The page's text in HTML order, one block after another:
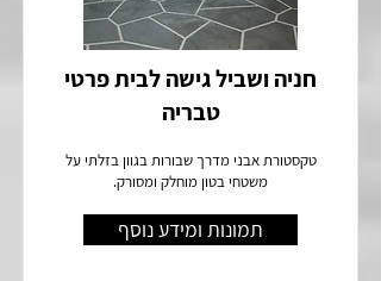
חניה ושביל גישה לבית פרטי
טבריה
טקסטורת אבני מדרך שבורות בגוון בזלתי על
משטחי בטון מוחלק ומסורק.
תמונות ומידע נוסף